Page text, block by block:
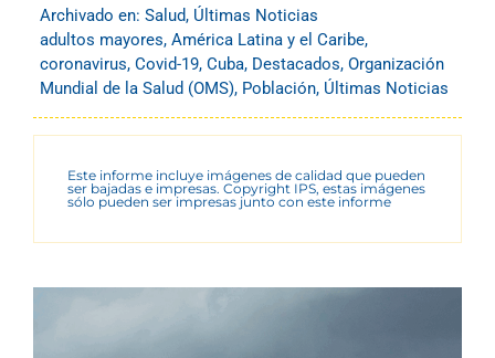
Archivado en: Salud, Últimas Noticias
adultos mayores, América Latina y el Caribe,
coronavirus, Covid-19, Cuba, Destacados, Organización
Mundial de la Salud (OMS), Población, Últimas Noticias
Este informe incluye imágenes de calidad que pueden
ser bajadas e impresas. Copyright IPS, estas imágenes
sólo pueden ser impresas junto con este informe